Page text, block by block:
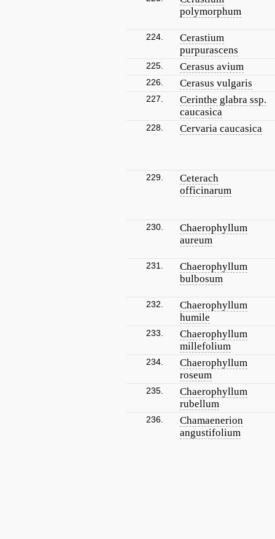
polymorphum
224.
Cerastium
purpurascens
225. Cerasus avium
226. Cerasus vulgaris
227.
Cerinthe glabra ssp.
caucasica
228. Cervaria caucasica
229.
Ceterach
officinarum
230.
Chaerophyllum
aureum
231.
Chaerophyllum
bulbosum
232.
Chaerophyllum
humile
233.
Chaerophyllum
millefolium
234.
Chaerophyllum
roseum
235.
Chaerophyllum
rubellum
236.
Chamaenerion
angustifolium